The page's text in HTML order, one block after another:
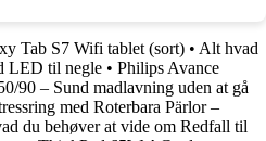
Tab S7 Wifi tablet (sort) • Alt hvad
LED til negle • Philips Avance
– Sund madlavning uden at gå
med Roterbara Pärlor –
du behøver at vide om Redfall til